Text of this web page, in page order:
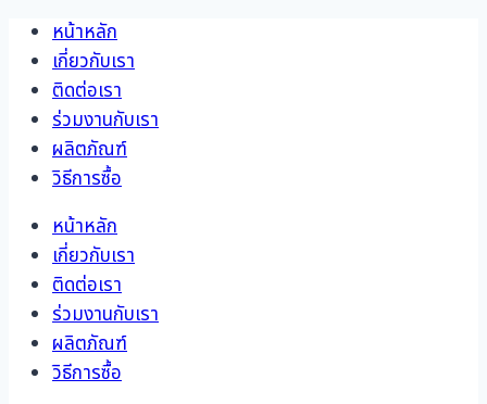
Skip
content
หน้าหลัก
เกี่ยวกับเรา
ติดต่อเรา
ร่วมงานกับเรา
ผลิตภัณฑ์
วิธีการซื้อ
หน้าหลัก
เกี่ยวกับเรา
ติดต่อเรา
ร่วมงานกับเรา
ผลิตภัณฑ์
วิธีการซื้อ